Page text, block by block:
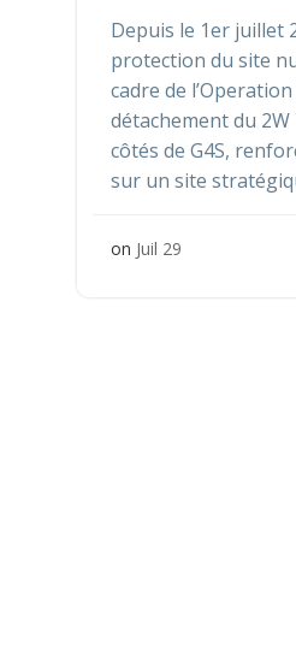
Depuis le 1er juillet
protection du site
cadre de
détachement du
côtés de G4S,
sur un site
on Juil 29